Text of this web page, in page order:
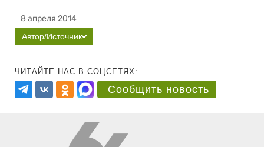
8 апреля 2014
Автор/Источник
ЧИТАЙТЕ НАС В СОЦСЕТЯХ:
Сообщить новость